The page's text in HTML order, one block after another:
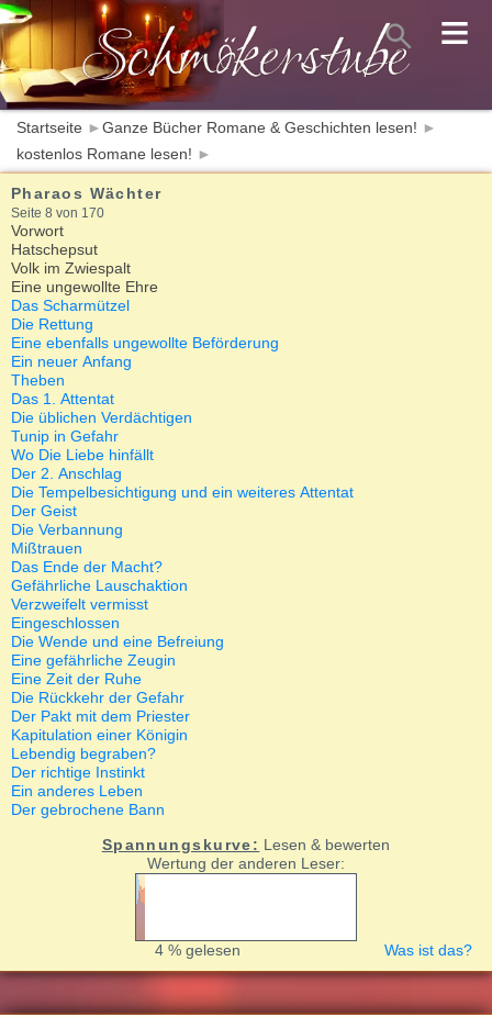
Startseite ► Ganze Bücher Romane & Geschichten lesen! ►
kostenlos Romane lesen! ►
Pharaos Wächter
Seite 8 von 170
Vorwort
Hatschepsut
Volk im Zwiespalt
Eine ungewollte Ehre
Das Scharmützel
Die Rettung
Eine ebenfalls ungewollte Beförderung
Ein neuer Anfang
Theben
Das 1. Attentat
Die üblichen Verdächtigen
Tunip in Gefahr
Wo Die Liebe hinfällt
Der 2. Anschlag
Die Tempelbesichtigung und ein weiteres Attentat
Der Geist
Die Verbannung
Mißtrauen
Das Ende der Macht?
Gefährliche Lauschaktion
Verzweifelt vermisst
Eingeschlossen
Die Wende und eine Befreiung
Eine gefährliche Zeugin
Eine Zeit der Ruhe
Die Rückkehr der Gefahr
Der Pakt mit dem Priester
Kapitulation einer Königin
Lebendig begraben?
Der richtige Instinkt
Ein anderes Leben
Der gebrochene Bann
Spannungskurve: Lesen & bewerten
Wertung der anderen Leser:
4 % gelesen Was ist das?
≡